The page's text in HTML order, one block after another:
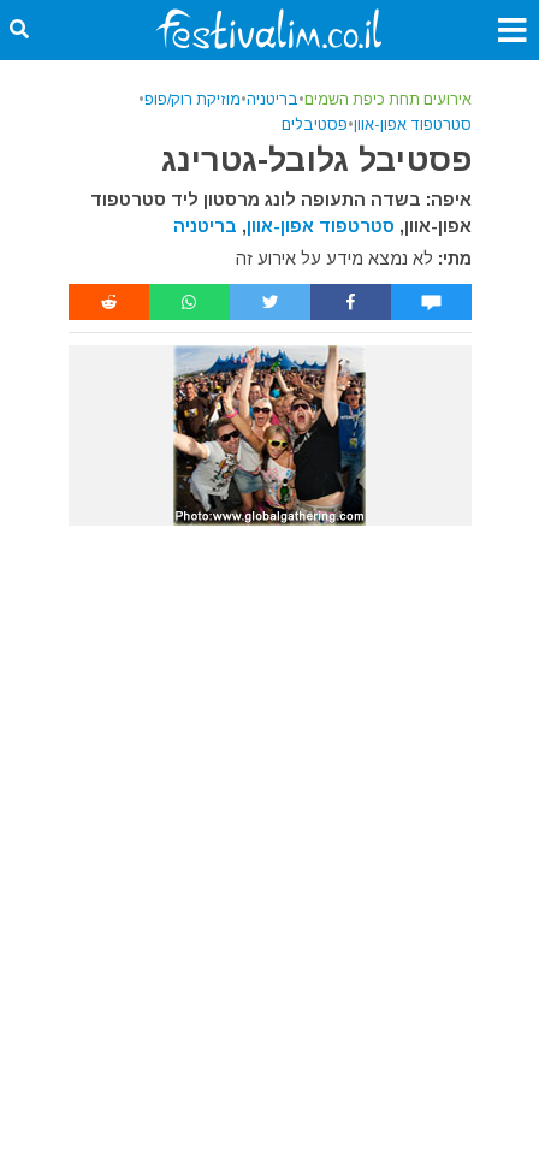
אירועים תחת כיפת השמים•בריטניה•מוזיקת רוק/פופ•
סטרטפוד אפון-אוון•פסטיבלים
פסטיבל גלובל-גטרינג
איפה: בשדה התעופה לונג מרסטון ליד סטרטפוד
אפון-אוון, סטרטפוד אפון-אוון, בריטניה
מתי: לא נמצא מידע על אירוע זה